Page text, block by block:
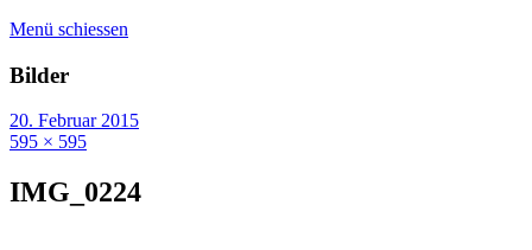
Menü schiessen
Bilder
20. Februar 2015
595 × 595
IMG_0224